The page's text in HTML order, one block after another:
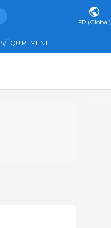
FR (Global)
ÉQUIPEMENT